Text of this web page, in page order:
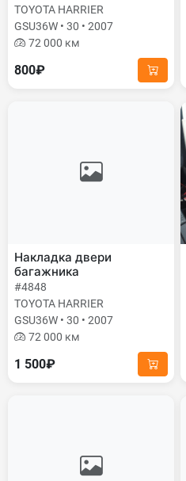
TOYOTA HARRIER
GSU36W • 30 • 2007
72 000 км
800₽
Накладка двери
багажника
#4848
TOYOTA HARRIER
GSU36W • 30 • 2007
72 000 км
1 500₽